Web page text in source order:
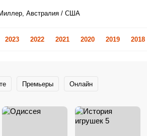
Австралия / США
2023 2022 2021 2020 2019 2018
Премьеры Онлайн